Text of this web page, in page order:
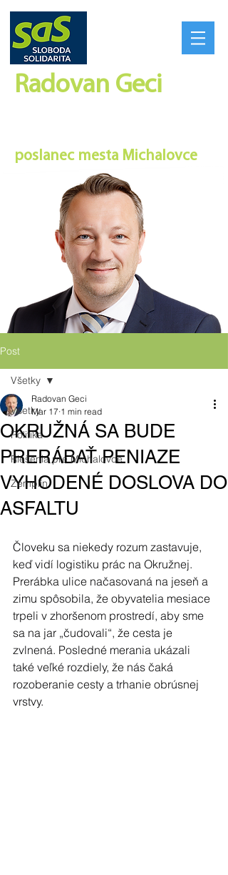
Radovan Geci​
poslanec mesta Michalovce
Post
Všetky
Politika
Riešenia pre Michalovce
Zemplín
Všetky
OKRUŽNÁ SA BUDE
PRERÁBAŤ PENIAZE
VYHODENÉ DOSLOVA DO
ASFALTU
Radovan Geci
Mar 17 1 min read
Človeku sa niekedy rozum zastavuje,
keď vidí logistiku prác na Okružnej.
Prerábka ulice načasovaná na jeseň a
zimu spôsobila, že obyvatelia mesiace
trpeli v zhoršenom prostredí, aby sme
sa na jar „čudovali“, že cesta je
zvlnená. Posledné merania ukázali
také veľké rozdiely, že nás čaká
rozoberanie cesty a trhanie obrúsnej
vrstvy.